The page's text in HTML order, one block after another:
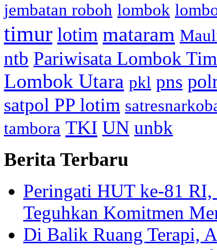
jembatan roboh lombok
timur lotim mataram
ntb Pariwisata Lombok
Lombok Utara pkl pns
satpol PP lotim
tambora TKI UN unbk
Berita Terbaru
Peringati HUT ke-81
Teguhkan Komitmen
Di Balik Ruang Terapi,